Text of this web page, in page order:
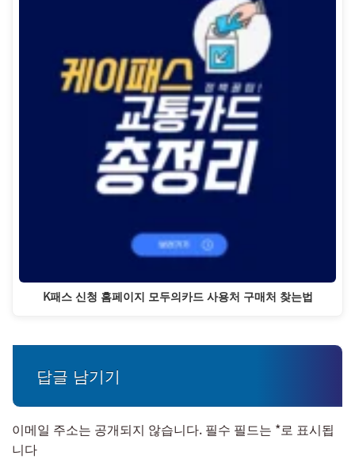
K패스 신청 홈페이지 모두의카드 사용처 구매처 찾는법
답글 남기기
이메일 주소는 공개되지 않습니다. 필수 필드는 *로 표시됩
니다